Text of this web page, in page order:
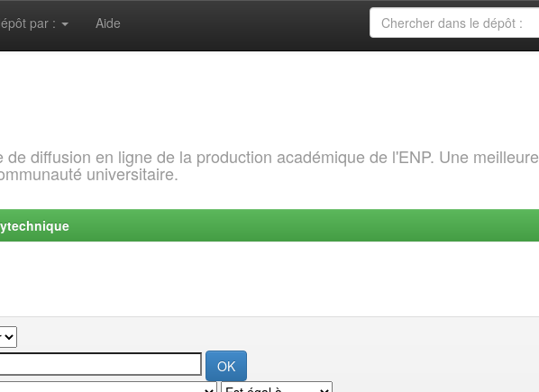
par : Aide
diffusion en ligne de la production académique de l'ENP. Une meilleure
universitaire.